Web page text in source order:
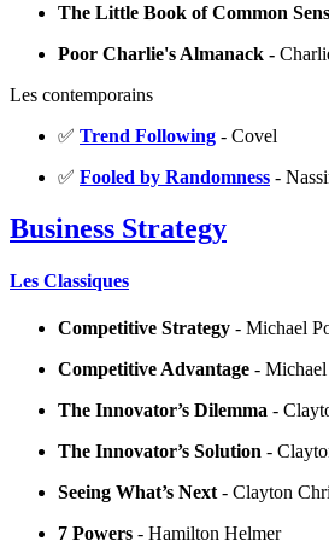
The Little Book of Common
Poor Charlie's Almanack -
Les contemporains
✅ Trend Following - Covel
✅ Fooled by Randomness -
Business Strategy
Les Classiques
Competitive Strategy - Michael
Competitive Advantage -
The Innovator’s Dilemma -
The Innovator’s Solution -
Seeing What’s Next - Clayton
7 Powers - Hamilton Helmer